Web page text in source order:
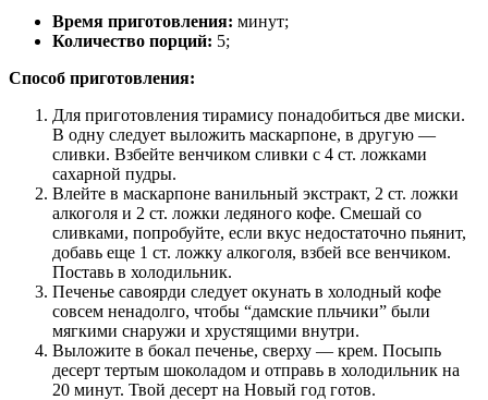
Время приготовления: минут;
Количество порций: 5;
Способ приготовления:
Для приготовления тирамису понадобиться две миски.
В одну следует выложить маскарпоне, в другую —
сливки. Взбейте венчиком сливки с 4 ст. ложками
сахарной пудры.
Влейте в маскарпоне ванильный экстракт, 2 ст. ложки
алкоголя и 2 ст. ложки ледяного кофе. Смешай со
сливками, попробуйте, если вкус недостаточно пьянит,
добавь еще 1 ст. ложку алкоголя, взбей все венчиком.
Поставь в холодильник.
Печенье савоярди следует окунать в холодный кофе
совсем ненадолго, чтобы “дамские пльчики” были
мягкими снаружи и хрустящими внутри.
Выложите в бокал печенье, сверху — крем. Посыпь
десерт тертым шоколадом и отправь в холодильник на
20 минут. Твой десерт на Новый год готов.